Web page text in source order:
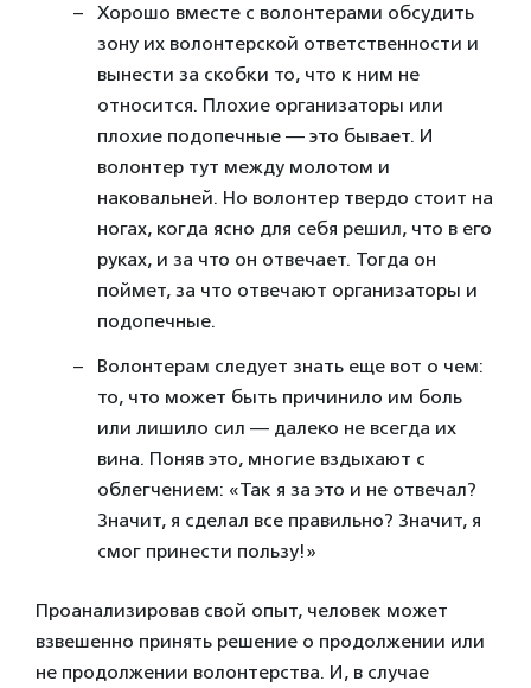
Хорошо вместе с волонтерами обсудить
зону их волонтерской ответственности и
вынести за скобки то, что к ним не
относится. Плохие организаторы или
плохие подопечные — это бывает. И
волонтер тут между молотом и
наковальней. Но волонтер твердо стоит на
ногах, когда ясно для себя решил, что в его
руках, и за что он отвечает. Тогда он
поймет, за что отвечают организаторы и
подопечные.
Волонтерам следует знать еще вот о чем:
то, что может быть причинило им боль
или лишило сил — далеко не всегда их
вина. Поняв это, многие вздыхают с
облегчением: «Так я за это и не отвечал?
Значит, я сделал все правильно? Значит, я
смог принести пользу!»
Проанализировав свой опыт, человек может
взвешенно принять решение о продолжении или
не продолжении волонтерства. И, в случае